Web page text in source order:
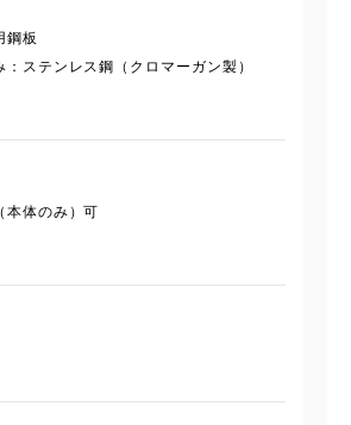
鋼板
ステンレス鋼（クロマーガン製）
本体のみ）可